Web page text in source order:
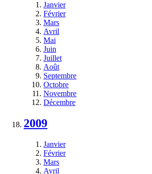
Janvier
Février
Mars
Avril
Mai
Juin
Juillet
Août
Septembre
Octobre
Novembre
Décembre
2009
Janvier
Février
Mars
Avril